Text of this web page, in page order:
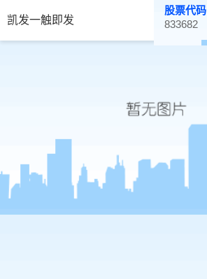
凯发一触即发
股票代码
833682